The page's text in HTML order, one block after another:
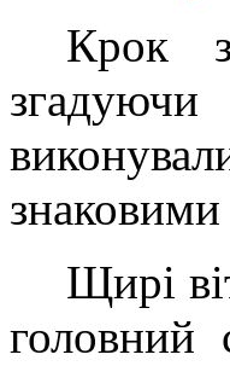
Крок
знаковими
Щирі
головний